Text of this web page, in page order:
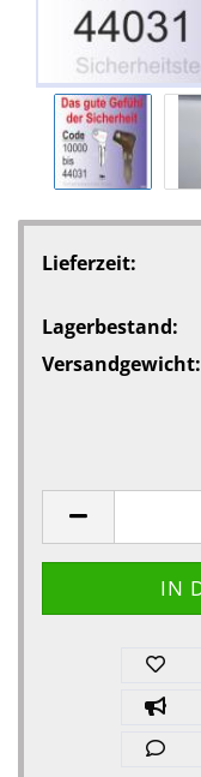
Lieferzeit:
Lagerbestand:
Versandgewicht: